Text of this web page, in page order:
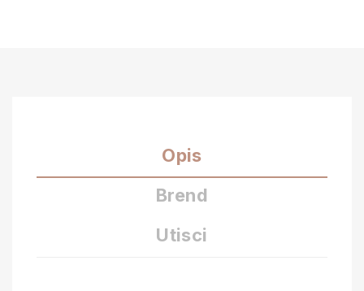
Opis
Brend
Utisci